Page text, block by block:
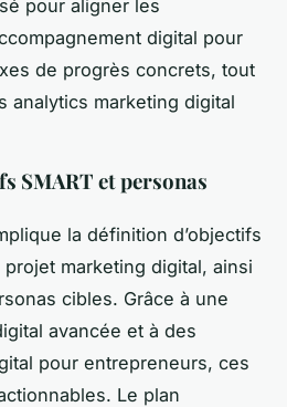
pour aligner les
digital pour
de progrès concrets, tout
analytics marketing digital
SMART et personas
la définition d’objectifs
marketing digital, ainsi
cibles. Grâce à une
avancée et à des
pour entrepreneurs, ces
Le plan